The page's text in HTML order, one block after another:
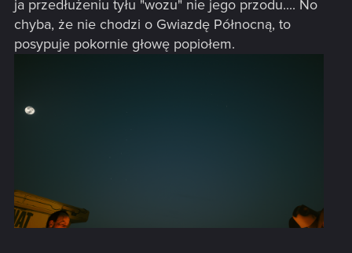
ja przedłużeniu tyłu "wozu" nie jego przodu.... No
chyba, że nie chodzi o Gwiazdę Północną, to
posypuje pokornie głowę popiołem.